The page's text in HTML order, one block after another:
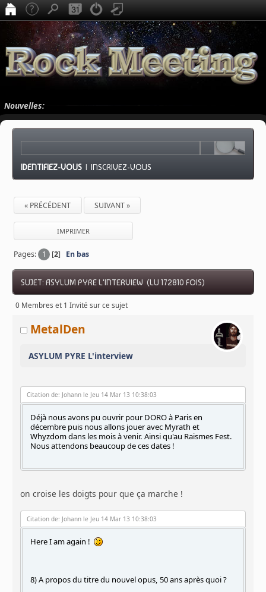
Nouvelles:
IDENTIFIEZ-VOUS |INSCRIVEZ-VOUS
« PRÉCÉDENT SUIVANT »
IMPRIMER
Pages: 1 [2] En bas
SUJET: ASYLUM PYRE L'INTERVIEW (LU 172810 FOIS)
0 Membres et 1 Invité sur ce sujet
MetalDen
ASYLUM PYRE L'interview
Citation de: Johann le Jeu 14 Mar 13 10:38:03
Déjà nous avons pu ouvrir pour DORO à Paris en
décembre puis nous allons jouer avec Myrath et
Whyzdom dans les mois à venir. Ainsi qu'au Raismes Fest.
Nous attendons beaucoup de ces dates !
on croise les doigts pour que ça marche !
Citation de: Johann le Jeu 14 Mar 13 10:38:03
Here I am again !
8) A propos du titre du nouvel opus, 50 ans après quoi ?